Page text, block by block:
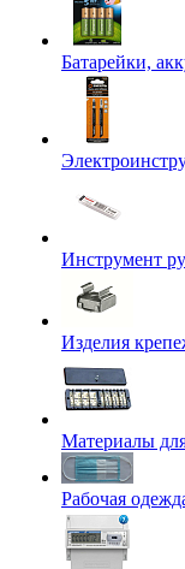
Батарейки,
Инструмент
Изделия
Материалы
Рабочая